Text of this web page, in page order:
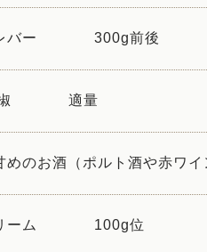
バー 300g前後
適量
めのお酒（ポルト酒や赤ワイ
ーム 100g位